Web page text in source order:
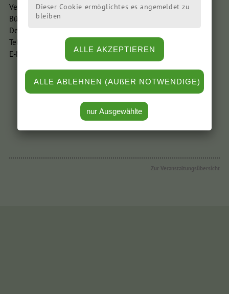
Dieser Cookie ermöglichtes es angemeldet zu
bleiben
Veranstalter:
Bündnis 90/Die Grünen OV Cuxhaven
Deichstraße 4, 27472 Cuxhaven
Tel.: (04721) 664344
E-Mail: info@cux-gruene.de
Zur Veranstaltungsübersicht